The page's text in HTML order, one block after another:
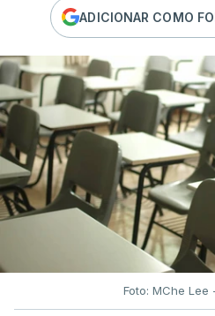
ADICIONAR COMO
Foto: MChe Lee